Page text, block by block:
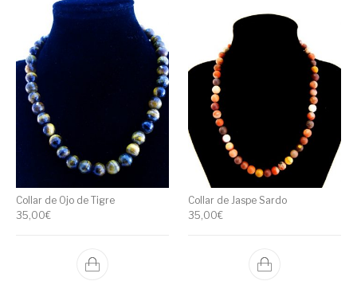
Collar de Ojo de Tigre
35,00€
Collar de Jaspe Sardo
35,00€